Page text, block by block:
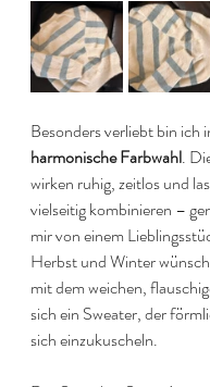
Besonders verliebt bin ich
harmonische Farbwahl.
wirken ruhig, zeitlos und
vielseitig kombinieren –
mir von einem
Herbst und Winter
mit dem weichen,
sich ein Sweater, der
sich einzukuscheln.